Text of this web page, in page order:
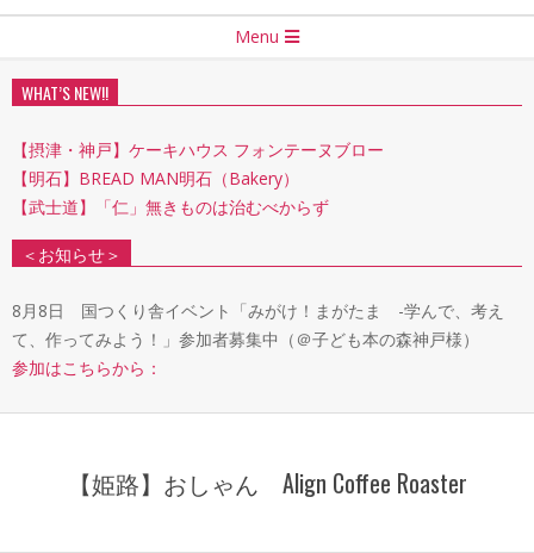
Menu
Menu
WHAT’S NEW!!
【摂津・神戸】ケーキハウス フォンテーヌブロー
【明石】BREAD MAN明石（Bakery）
【武士道】「仁」無きものは治むべからず
＜お知らせ＞
8月8日 国つくり舎イベント「みがけ！まがたま -学んで、考え
て、作ってみよう！」参加者募集中（＠子ども本の森神戸様）
参加はこちらから：
【姫路】おしゃん Align Coffee Roaster